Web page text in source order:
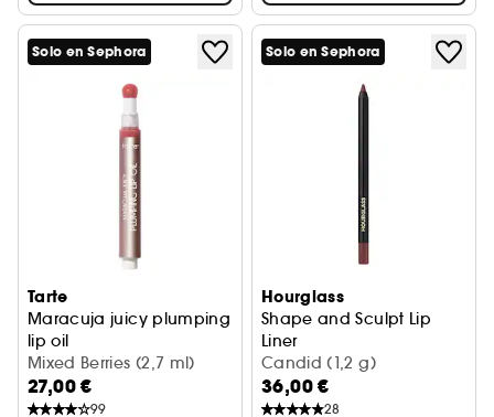
Solo en Sephora
Tarte
Maracuja juicy plumping
lip oil
Aceite labial voluminizador
Mixed Berries (2,7 ml)
27,00 €
99
Solo en Sephora
Hourglass
Shape and Sculpt Lip
Liner
Lápiz de labios
Candid (1,2 g)
36,00 €
28